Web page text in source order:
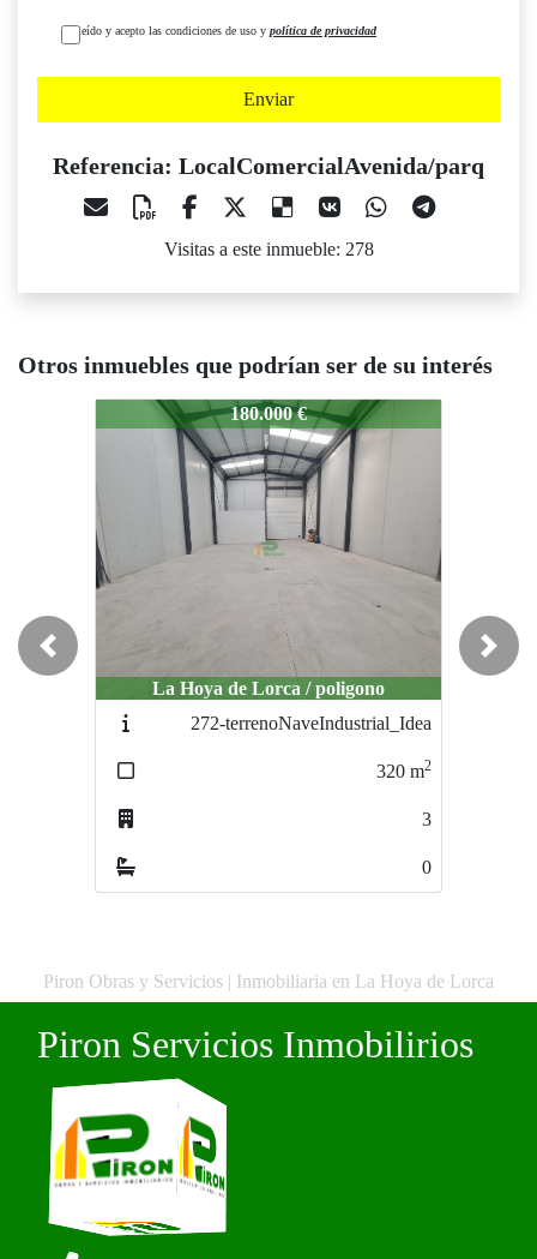
He leído y acepto las condiciones de uso y política de privacidad
Enviar
Referencia: LocalComercialAvenida/parq
Visitas a este inmueble: 278
Otros inmuebles que podrían ser de su interés
parq
180.000 €
La Hoya de Lorca / poligono
272-terrenoNaveIndustrial_Idea
LocalComercialAvenida/parq
94.000 €
La Hoya de Lorca / centro
295-bajo178m2
180m
Previous Next
Piron Obras y Servicios | Inmobiliaria en La Hoya de Lorca
Piron Servicios Inmobilirios